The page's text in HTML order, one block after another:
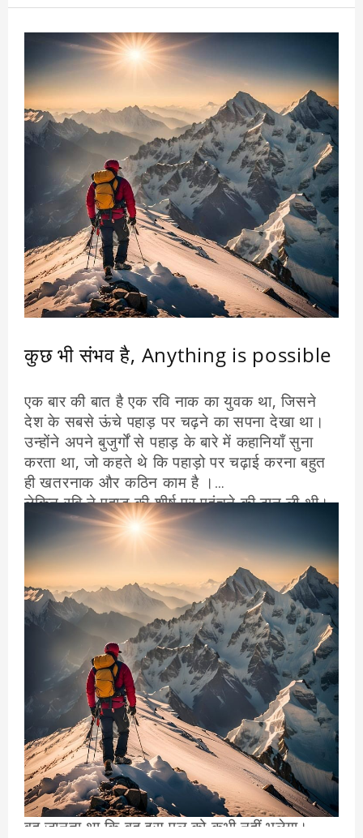
प्रयास करती रही. लेकिन सफल न हो सकी. अंततः
थक-हारकर उसने एक दिन हमला करना छोड़ दिया और
टैंक के अपने भाग में रहने लगी। कुछ दिनों बाद समुद्री
जीवविज्ञानी ने टैंक से वह कांच का विभाजक हटा दिया.
लेकिन शार्क ने कभी उन चारा मछलियों पर हमला नहीं
किया क्योंकि एक काल्पनिक विभाजक उसके दिमाग में बस
चुका था और उसने सोच लिया था कि वह उसे पार नहीं
कर सकती।
जीवन में असफ़लता का सामना करते-करते कई बार हम
अंदर से टूट जाते हैं और हार मान लेते हैं। हम सोच लेते
हैं कि अब चाहे कितनी भी कोशिश कर लें, सफ़लता
हासिल करना नामुमकिन है और उसके बाद हम कभी
कोशिश ही नहीं करते। जबकि सफ़लता प्राप्ति के लिए
अनवरत प्रयास आवश्यक है। परिस्थितियाँ बदलती
रहती हैं। इसलिये अतीत की असफ़लता को दिमाग पर
हावी न होने दें और पूरी लगन से फिर मेहनत करें।
कुछ भी संभव है, Anything is possible
एक बार की बात है एक रवि नाक का युवक था, जिसने
देश के सबसे ऊंचे पहाड़ पर चढ़ने का सपना देखा था।
उन्होंने अपने बुजुर्गों से पहाड़ के बारे में कहानियाँ सुना
करता था, जो कहते थे कि पहाड़ो पर चढ़ाई करना बहुत
ही खतरनाक और कठिन काम है ।
लेकिन रवि ने पहाड़ की शीर्ष पर पहुंचने की ठान ली थी।
उसने एक सुबह जल्दी अपनी यात्रा शुरू की, और वह
कई दिनों तक चलता रहा।
रास्ता कठिन और जोखिम भरा था, और रवि को अक्सर
चट्टानों और पत्थरों पर चढ़ना पड़ता था। लेकिन उन्होंने
कभी हार नहीं मानी ।
एक दिन रवि पहाड़ की सबसे ऊंची चोटी पर पहुंच गया।
वह थका हुआ और कमजोर महसूस कर रहा था, लेकिन
वह खुशी से भी भरा हुआ था।
उसने अपना लक्ष्य हासिल कर लिया, और उसने खुद को
साबित कर दिया था कि वह जो कुछ भी ठान लेता है उसे
पूरा किए बिना नही रूकती ।
जैसे ही वह युवक पहाड़ की चोटी पर खड़ा हुआ,
उसनेज़मीन की ओर देखा। उसने हर दिशा में मीलों तक
देखा,
और उसे शांति और उपलब्धि की अनुभूति महसूस हुई।
वह जानता था कि वह इस पल को कभी नहीं भूलेगा।